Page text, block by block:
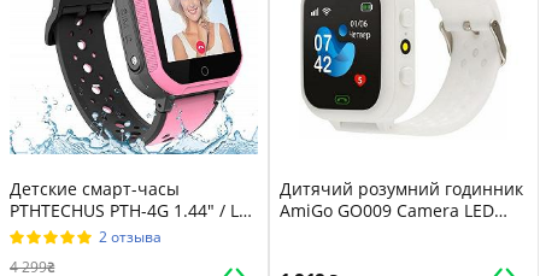
Детские смарт-часы
PTHTECHUS ‎PTH-4G 1.44" / LTE
/ GPS / Bluetooth /
2 отзыва
4 299
Дитячий розумний годинник
AmiGo GO009 Camera LED